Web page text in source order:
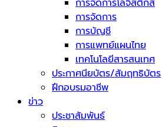
การจัดการโลจิสติกส์
การจัดการ
การบัญชี
การแพทย์แผนไทย
เทคโนโลยีสารสนเทศ
ประกาศนียบัตร/สัมฤทธิบัตร
ฝึกอบรมอาชีพ
ข่าว
ประชาสัมพันธ์